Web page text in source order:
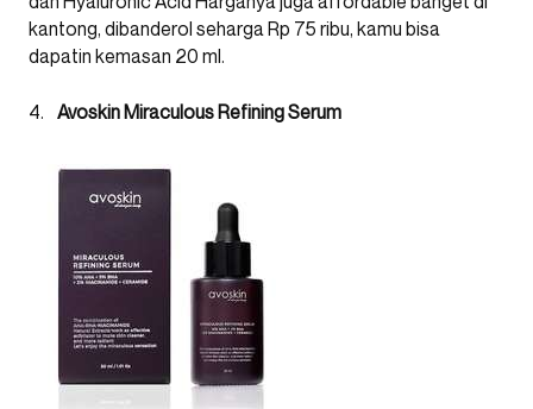
kantong, dibanderol seharga Rp 75 ribu, kamu bisa
dapatin kemasan 20 ml.
Avoskin Miraculous Refining Serum